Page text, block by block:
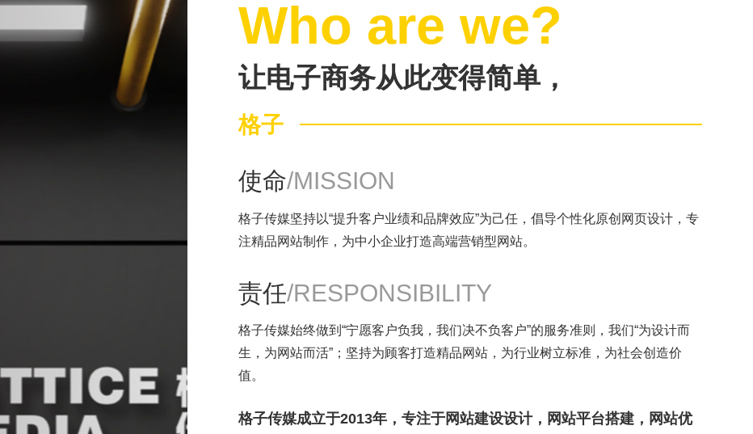
Who are we?
让电子商务从此变得简单，
格子
使命/MISSION
格子传媒坚持以“提升客户业绩和品牌效应”为己任，倡导个性化原创网页设计，专
注精品网站制作，为中小企业打造高端营销型网站。
责任/RESPONSIBILITY
格子传媒始终做到“宁愿客户负我，我们决不负客户”的服务准则，我们“为设计而
生，为网站而活”；坚持为顾客打造精品网站，为行业树立标准，为社会创造价
值。
格子传媒成立于2013年，专注于网站建设设计，网站平台搭建，网站优